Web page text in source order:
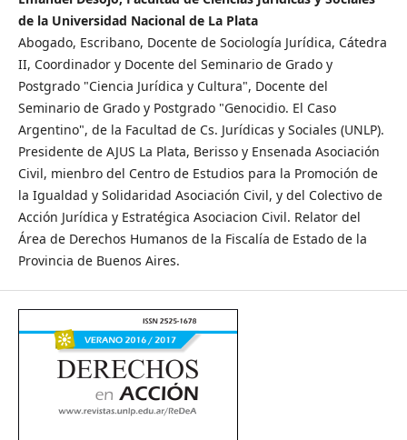
de la Universidad Nacional de La Plata
Abogado, Escribano, Docente de Sociología Jurídica, Cátedra
II, Coordinador y Docente del Seminario de Grado y
Postgrado "Ciencia Jurídica y Cultura", Docente del
Seminario de Grado y Postgrado "Genocidio. El Caso
Argentino", de la Facultad de Cs. Jurídicas y Sociales (UNLP).
Presidente de AJUS La Plata, Berisso y Ensenada Asociación
Civil, mienbro del Centro de Estudios para la Promoción de
la Igualdad y Solidaridad Asociación Civil, y del Colectivo de
Acción Jurídica y Estratégica Asociacion Civil. Relator del
Área de Derechos Humanos de la Fiscalía de Estado de la
Provincia de Buenos Aires.